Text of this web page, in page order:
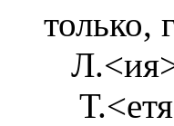
только,